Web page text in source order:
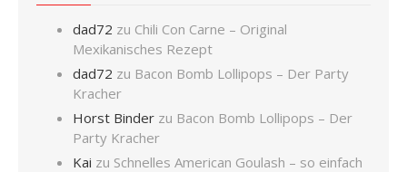
dad72 zu Chili Con Carne – Original
Mexikanisches Rezept
dad72 zu Bacon Bomb Lollipops – Der Party
Kracher
Horst Binder zu Bacon Bomb Lollipops – Der
Party Kracher
Kai zu Schnelles American Goulash – so einfach